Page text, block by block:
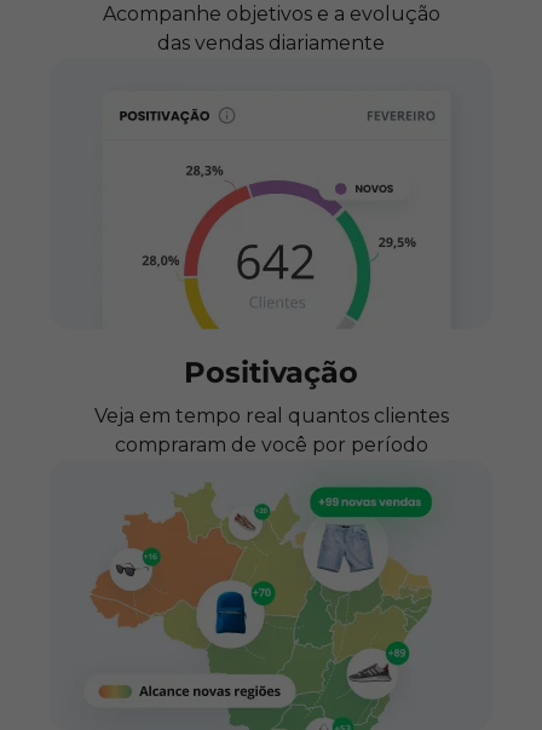
Acompanhe objetivos e a evolução
das vendas diariamente
Positivação
Veja em tempo real quantos clientes
compraram de você por período